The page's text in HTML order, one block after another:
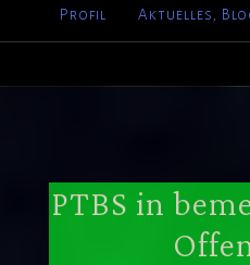
Profil Aktuelles,
PTBS in